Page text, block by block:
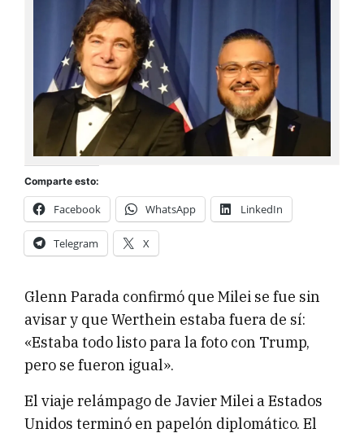
Comparte esto:
Facebook WhatsApp LinkedIn
Telegram X
Glenn Parada confirmó que Milei se fue sin
avisar y que Werthein estaba fuera de sí:
«Estaba todo listo para la foto con Trump,
pero se fueron igual».
El viaje relámpago de Javier Milei a Estados
Unidos terminó en papelón diplomático. El